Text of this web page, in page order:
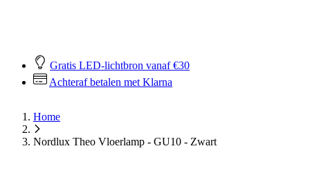
Gratis LED-lichtbron vanaf €30
Achteraf betalen met Klarna
Home
Nordlux Theo Vloerlamp - GU10 - Zwart